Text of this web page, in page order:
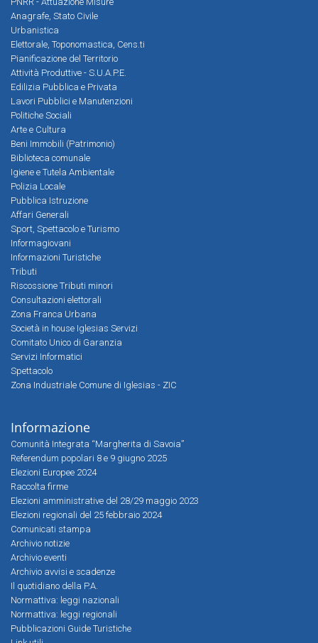
Anagrafe, Stato Civile
Urbanistica
Elettorale, Toponomastica, Cens.ti
Pianificazione del Territorio
Attività Produttive - S.U.A.P.E.
Edilizia Pubblica e Privata
Lavori Pubblici e Manutenzioni
Politiche Sociali
Arte e Cultura
Beni Immobili (Patrimonio)
Biblioteca comunale
Igiene e Tutela Ambientale
Polizia Locale
Pubblica Istruzione
Affari Generali
Sport, Spettacolo e Turismo
Informagiovani
Informazioni Turistiche
Tributi
Riscossione Tributi minori
Consultazioni elettorali
Zona Franca Urbana
Società in house Iglesias Servizi
Comitato Unico di Garanzia
Servizi Informatici
Spettacolo
Zona Industriale Comune di Iglesias - ZIC
Informazione
Comunità Integrata “Margherita di Savoia”
Referendum popolari 8 e 9 giugno 2025
Elezioni Europee 2024
Raccolta firme
Elezioni amministrative del 28/29 maggio 2023
Elezioni regionali del 25 febbraio 2024
Comunicati stampa
Archivio notizie
Archivio eventi
Archivio avvisi e scadenze
Il quotidiano della P.A.
Normattiva: leggi nazionali
Normattiva: leggi regionali
Pubblicazioni Guide Turistiche